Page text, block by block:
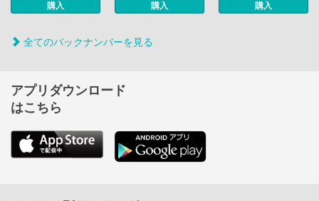
購入 購入 購入
全てのバックナンバーを見る
アプリダウンロード
はこちら